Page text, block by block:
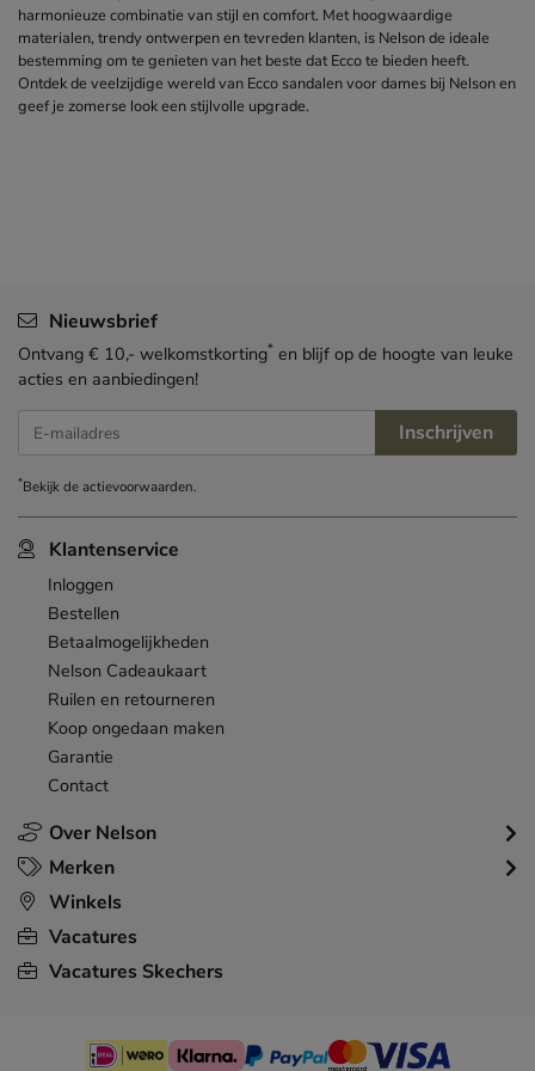
harmonieuze combinatie van stijl en comfort. Met hoogwaardige
materialen, trendy ontwerpen en tevreden klanten, is Nelson de ideale
bestemming om te genieten van het beste dat Ecco te bieden heeft.
Ontdek de veelzijdige wereld van Ecco sandalen voor dames bij Nelson en
geef je zomerse look een stijlvolle upgrade.
Over Nelson
Klantenservice
Inloggen
Bestellen
Betaalmogelijkheden
Nelson Cadeaukaart
Ruilen en retourneren
Koop ongedaan maken
Garantie
Contact
Merken
Winkels
Vacatures
Vacatures Skechers
Nieuwsbrief
Ontvang € 10,- welkomstkorting* en blijf op de hoogte van leuke
acties en aanbiedingen!
E-mailadres Inschrijven
*Bekijk deactievoorwaarden.